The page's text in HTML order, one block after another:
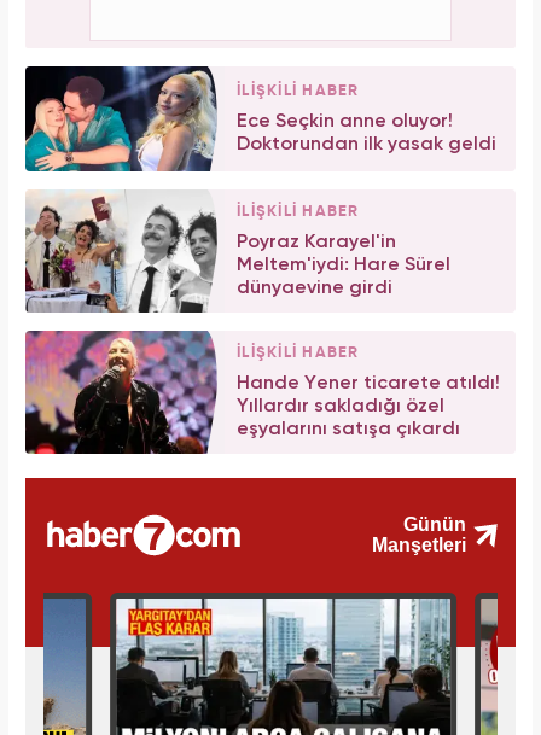
İLİŞKİLİ HABER
Ece Seçkin anne oluyor!
Doktorundan ilk yasak geldi
İLİŞKİLİ HABER
Poyraz Karayel'in
Meltem'iydi: Hare Sürel
dünyaevine girdi
İLİŞKİLİ HABER
Hande Yener ticarete atıldı!
Yıllardır sakladığı özel
eşyalarını satışa çıkardı